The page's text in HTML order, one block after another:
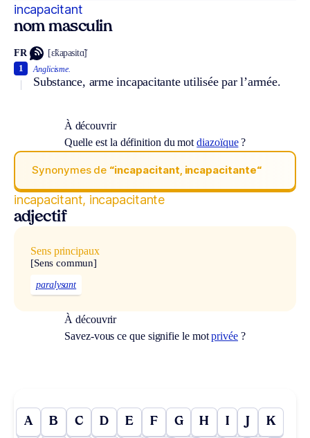
incapacitant
nom masculin
FR [ɛ̃kapasitɑ̃]
Anglicisme.
Substance, arme incapacitante utilisée par l’armée.
1
À découvrir
Quelle est la définition du motdiazoïque?
Synonymes de “incapacitant, incapacitante“
incapacitant, incapacitante
adjectif
Sens principaux
[Sens commun]
paralysant
À découvrir
Savez-vous ce que signifie le motprivée?
A B C D E F G H I J K